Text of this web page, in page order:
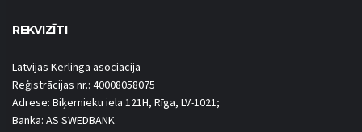
REKVIZĪTI
Latvijas Kērlinga asociācija
Reģistrācijas nr.: 40008058075
Adrese: Biķernieku iela 121H, Rīga, LV-1021;
Banka: AS SWEDBANK